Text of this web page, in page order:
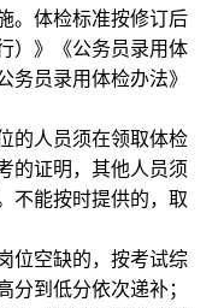
。体检标准按修订后
）》《公务员录用体
务员录用体检办法》
的人员须在领取体检
的证明，其他人员须
不能按时提供的，取
位空缺的，按考试综
分到低分依次递补；